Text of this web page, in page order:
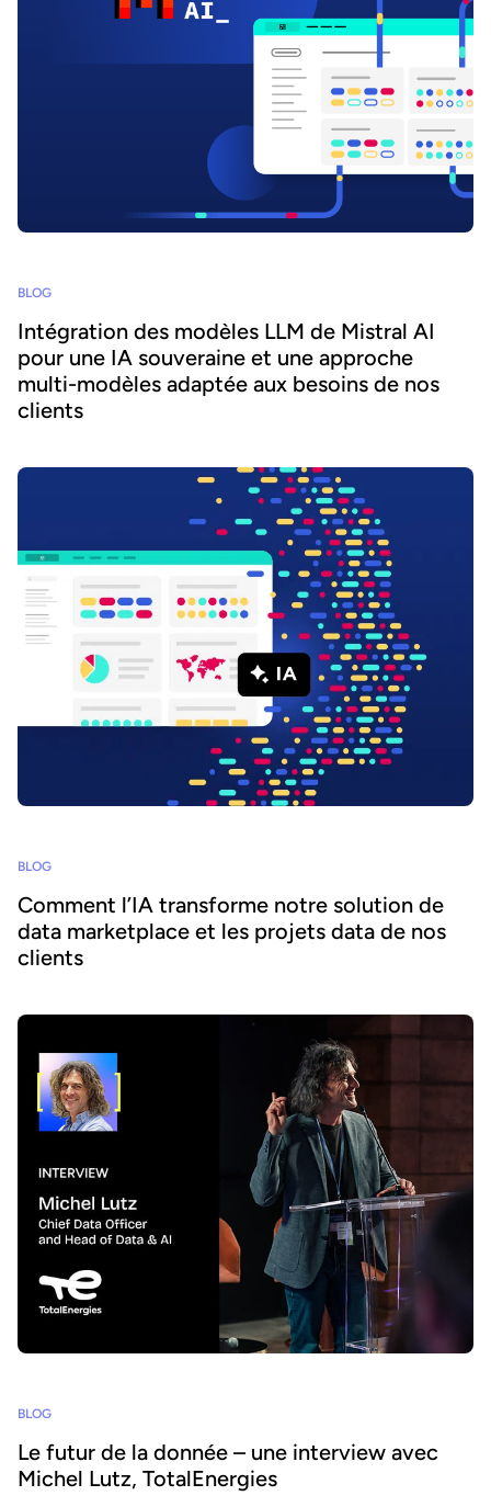
BLOG
Intégration des modèles LLM de Mistral AI
pour une IA souveraine et une approche
multi-modèles adaptée aux besoins de nos
clients
BLOG
Comment l’IA transforme notre solution de
data marketplace et les projets data de nos
clients
BLOG
Le futur de la donnée – une interview avec
Michel Lutz, TotalEnergies